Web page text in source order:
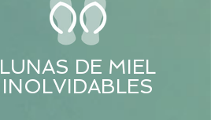
LUNAS DE MIEL
INOLVIDABLES